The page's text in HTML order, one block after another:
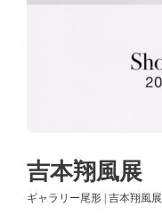
吉本翔風展
ギャラリー尾形 | 吉本翔風展